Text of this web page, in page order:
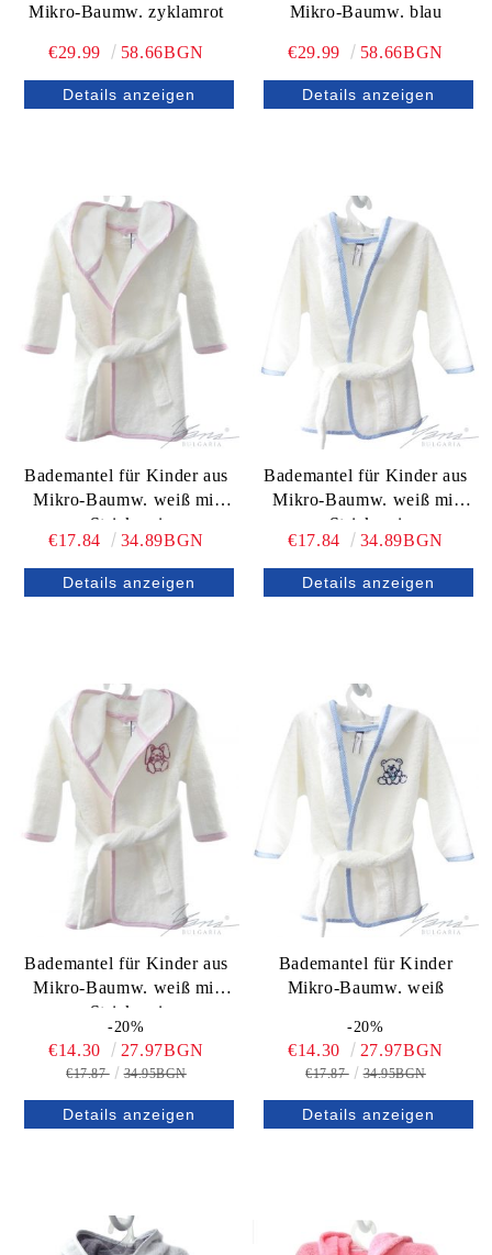
Mikro-Baumw. zyklamrot
€29.99 58.66BGN
Details anzeigen
Mikro-Baumw. blau
€29.99 58.66BGN
Details anzeigen
Bademantel für Kinder aus
Mikro-Baumw. weiß mit
Strickerei
€17.84
34.89BGN
Details anzeigen
Bademantel für Kinder aus
Mikro-Baumw. weiß mit
Strickerei
€17.84
34.89BGN
Details anzeigen
Bademantel für Kinder aus
Mikro-Baumw. weiß mit
Strickerei
-20%
€14.30 27.97BGN
€17.87 34.95BGN
Details anzeigen
Bademantel für Kinder
Mikro-Baumw. weiß
-20%
€14.30 27.97BGN
€17.87 34.95BGN
Details anzeigen